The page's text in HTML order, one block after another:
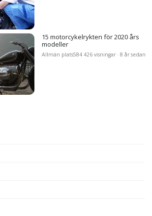
15 motorcykelrykten för 2020 års
modeller
Allmän plats584 426 visningar · 8 år sedan